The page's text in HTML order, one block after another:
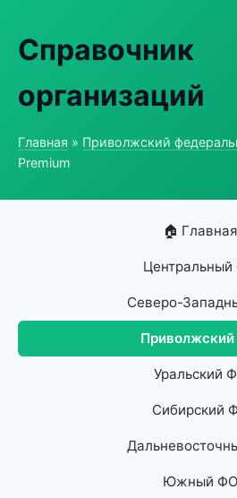
Справочник
организаций
Главная » Приволжский
Premium
🏠 Главная
Северо-
Уральский
Сибирский
Южный ФО